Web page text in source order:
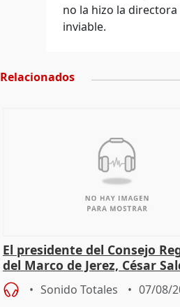
no la hizo la
inviable.
Relacionados
El presidente del Consejo
del Marco de Jerez, César
sobre exportaciones
Sonido Totales 07/08/